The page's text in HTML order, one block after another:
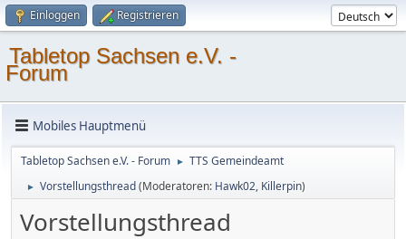
Einloggen Registrieren
Tabletop Sachsen e.V. -
Forum
Mobiles Hauptmenü
Tabletop Sachsen e.V. - Forum ► TTS Gemeindeamt
► Vorstellungsthread(Moderatoren: Hawk02, Killerpin)
Vorstellungsthread